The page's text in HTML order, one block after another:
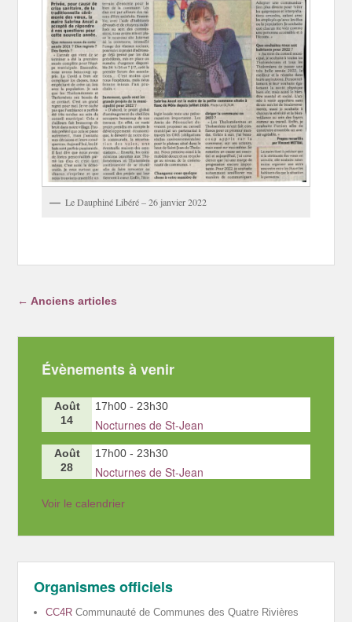
Le Dauphiné Libéré – 26 janvier 2022
Navigation dans les articles
← Anciens articles
Évènements à venir
Août
14
17h00 -23h30
Nocturnes de St-Jean
Août
28
17h00 -23h30
Nocturnes de St-Jean
Voir le calendrier
Organismes officiels
CC4R Communauté de Communes des Quatre Rivières